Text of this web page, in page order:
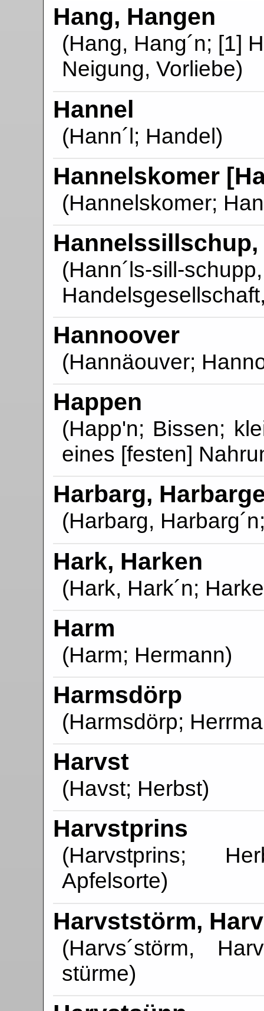
Hang, Hangen
(Hang, Hang´n; [1]
Neigung, Vorliebe)
Hannel
(Hann´l; Handel)
Hannelskomer
(Hannelskomer;
(Hann´ls-sill-
Hannoover
(Hannäouver;
Happen
(Happ'n; Bissen;
eines [festen]
Harbarg,
(Harbarg,
Hark, Harken
(Hark, Hark´n;
Harm
(Harm; Hermann)
Harmsdörp
(Harmsdörp;
Harvst
(Havst; Herbst)
Harvstprins
(Harvstprins;
Apfelsorte)
Harvststörm,
(Harvs´störm,
stürme)